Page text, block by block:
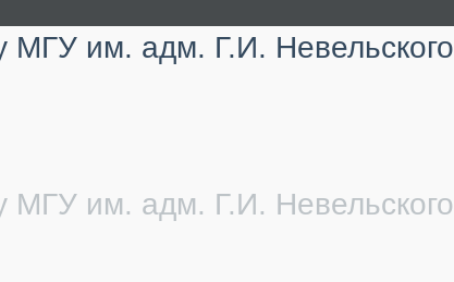
МГУ им. адм. Г.И. Невельского
МГУ им. адм. Г.И. Невельского